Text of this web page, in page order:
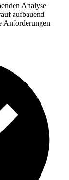
Analyse
aufbauend
Anforderungen